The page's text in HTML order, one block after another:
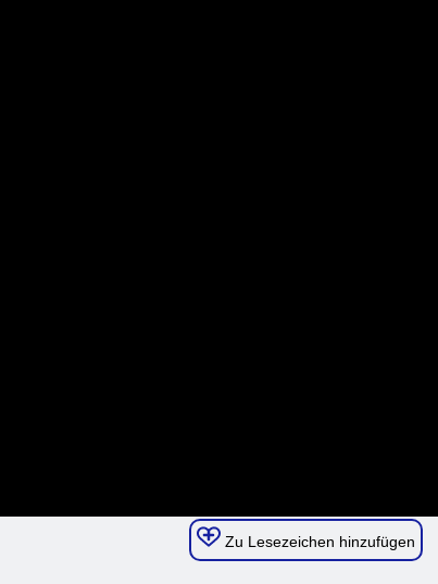
Zu Lesezeichen hinzufügen